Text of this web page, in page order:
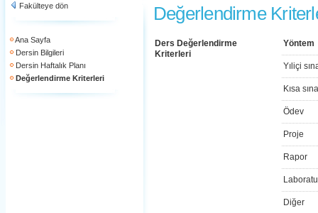
Fakülteye dön
Ana Sayfa
Dersin Bilgileri
Dersin Haftalık Planı
Değerlendirme Kriterleri
Değerlendirme
Ders Değerlendirme
Kriterleri
Yöntem
Yıliçi
Kısa
Ödev
Proje
Rapor
Diğer